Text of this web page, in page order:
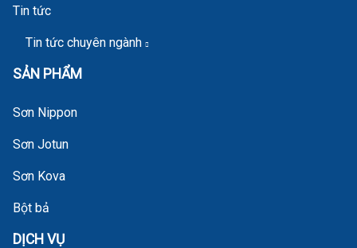
Tin tức
Tin tức chuyên ngành
SẢN PHẨM
Sơn Nippon
Sơn Jotun
Sơn Kova
Bột bả
DỊCH VỤ